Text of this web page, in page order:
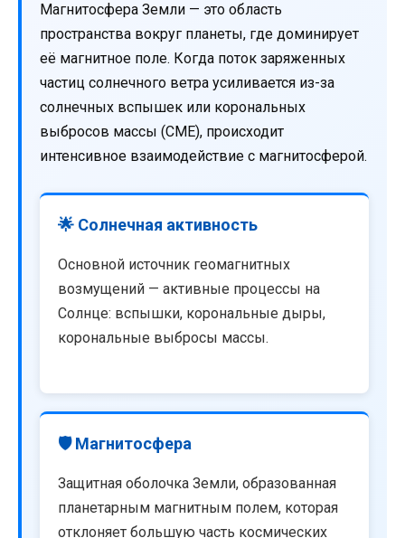
Магнитосфера Земли — это область
пространства вокруг планеты, где доминирует
её магнитное поле. Когда поток заряженных
частиц солнечного ветра усиливается из-за
солнечных вспышек или корональных
выбросов массы (CME), происходит
интенсивное взаимодействие с магнитосферой.
🌟 Солнечная активность
Основной источник геомагнитных
возмущений — активные процессы на
Солнце: вспышки, корональные дыры,
корональные выбросы массы.
🛡️ Магнитосфера
Защитная оболочка Земли, образованная
планетарным магнитным полем, которая
отклоняет большую часть космических